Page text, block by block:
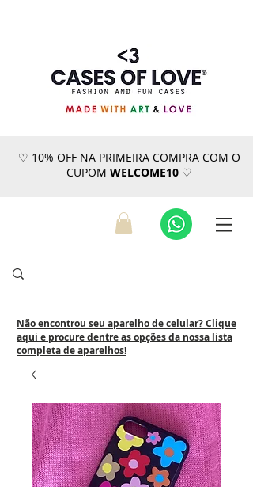
♡ 10% OFF NA PRIMEIRA COMPRA COM O
CUPOM WELCOME10♡
Não encontrou seu aparelho de celular? Clique
aqui e procure dentre as opções da nossa lista
completa de aparelhos!